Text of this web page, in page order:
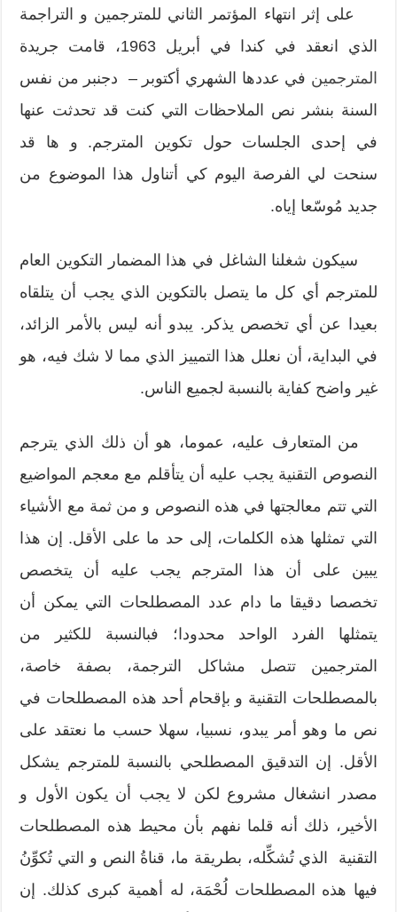
على إثر انتهاء المؤتمر الثاني للمترجمين و التراجمة
الذي انعقد في كندا في أبريل 1963، قامت جريدة
المترجمين في عددها الشهري أكتوبر – دجنبر من نفس
السنة بنشر نص الملاحظات التي كنت قد تحدثت عنها
في إحدى الجلسات حول تكوين المترجم. و ها قد
سنحت لي الفرصة اليوم كي أتناول هذا الموضوع من
جديد مُوسّعا إياه.
سيكون شغلنا الشاغل في هذا المضمار التكوين العام
للمترجم أي كل ما يتصل بالتكوين الذي يجب أن يتلقاه
بعيدا عن أي تخصص يذكر. يبدو أنه ليس بالأمر الزائد،
في البداية، أن نعلل هذا التمييز الذي مما لا شك فيه، هو
غير واضح كفاية بالنسبة لجميع الناس.
من المتعارف عليه، عموما، هو أن ذلك الذي يترجم
النصوص التقنية يجب عليه أن يتأقلم مع معجم المواضيع
التي تتم معالجتها في هذه النصوص و من ثمة مع الأشياء
التي تمثلها هذه الكلمات، إلى حد ما على الأقل. إن هذا
يبين على أن هذا المترجم يجب عليه أن يتخصص
تخصصا دقيقا ما دام عدد المصطلحات التي يمكن أن
يتمثلها الفرد الواحد محدودا؛ فبالنسبة للكثير من
المترجمين تتصل مشاكل الترجمة، بصفة خاصة،
بالمصطلحات التقنية و بإقحام أحد هذه المصطلحات في
نص ما وهو أمر يبدو، نسبيا، سهلا حسب ما نعتقد على
الأقل. إن التدقيق المصطلحي بالنسبة للمترجم يشكل
مصدر انشغال مشروع لكن لا يجب أن يكون الأول و
الأخير، ذلك أنه قلما نفهم بأن محيط هذه المصطلحات
التقنية الذي تُشكِّله، بطريقة ما، قناةُ النص و التي تُكوِّنُ
فيها هذه المصطلحات لُحْمَة، له أهمية كبرى كذلك. إن